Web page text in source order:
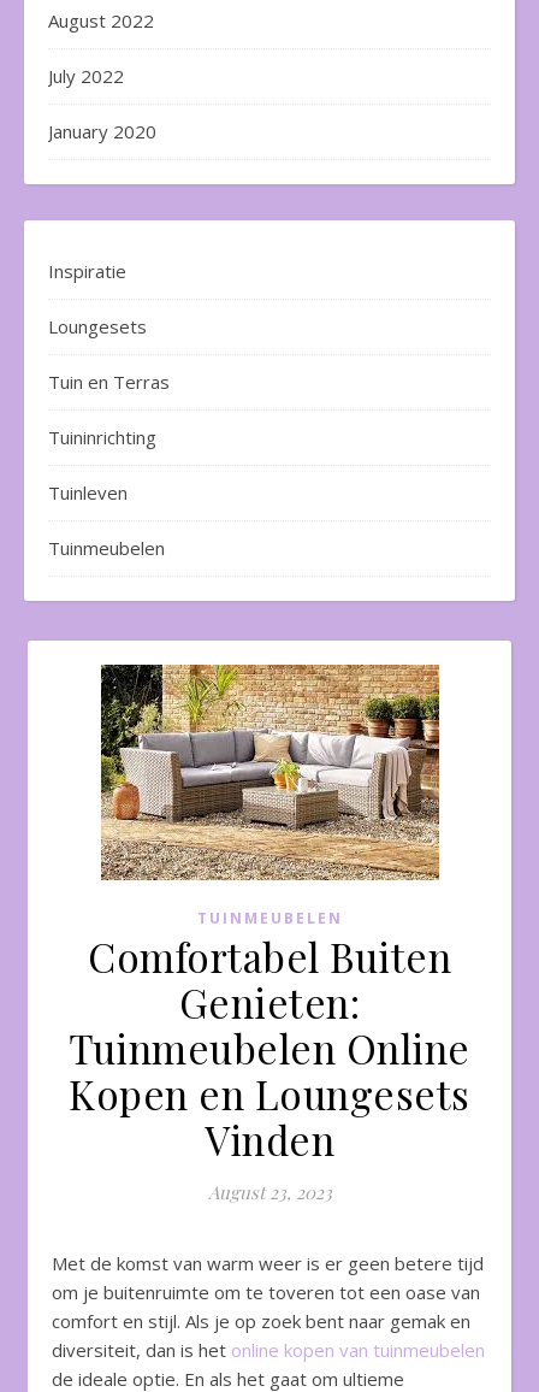
August 2022
July 2022
January 2020
Inspiratie
Loungesets
Tuin en Terras
Tuininrichting
Tuinleven
Tuinmeubelen
TUINMEUBELEN
Comfortabel Buiten
Genieten:
Tuinmeubelen Online
Kopen en Loungesets
Vinden
August 23, 2023
Met de komst van warm weer is er geen betere tijd
om je buitenruimte om te toveren tot een oase van
comfort en stijl. Als je op zoek bent naar gemak en
diversiteit, dan is het online kopen van tuinmeubelen
de ideale optie. En als het gaat om ultieme